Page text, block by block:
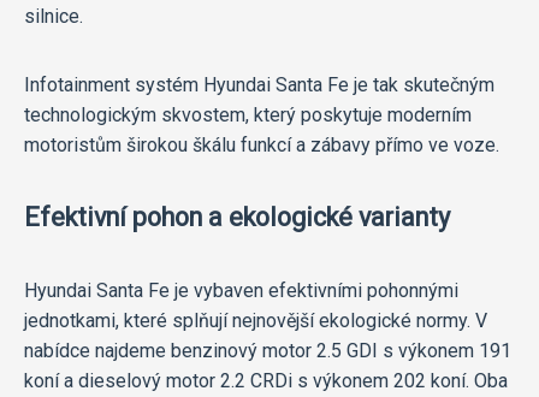
silnice.
Infotainment systém Hyundai Santa Fe je tak skutečným
technologickým skvostem, který poskytuje moderním
motoristům širokou škálu funkcí a zábavy přímo ve voze.
Efektivní pohon a ekologické varianty
Hyundai Santa Fe je vybaven efektivními pohonnými
jednotkami, které splňují nejnovější ekologické normy. V
nabídce najdeme benzinový motor 2.5 GDI s výkonem 191
koní a dieselový motor 2.2 CRDi s výkonem 202 koní. Oba